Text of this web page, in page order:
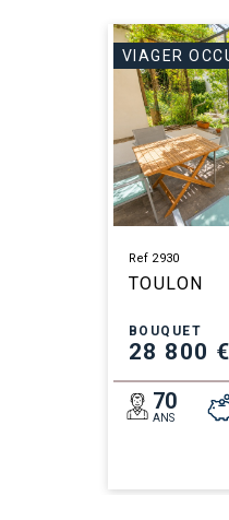
VIAGER
Ref 2930
TOULON
BOUQUET
28 800 €
70
ANS